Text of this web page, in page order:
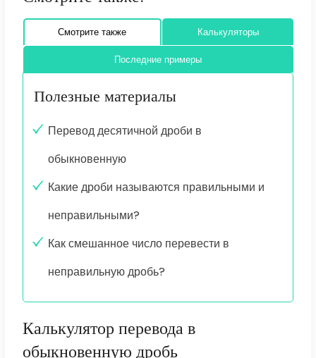
Смотрите также Калькуляторы
Последние примеры
Полезные материалы
Перевод десятичной дроби в
обыкновенную
Какие дроби называются правильными и
неправильными?
Как смешанное число перевести в
неправильную дробь?
Калькулятор перевода в
обыкновенную дробь